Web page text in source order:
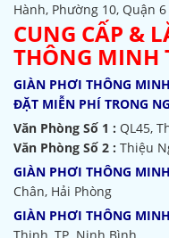
Hành, Phường 10, Quận 6
CUNG CẤP &
THÔNG MINH
GIÀN PHƠI THÔNG
ĐẶT MIỄN PHÍ TRONG
Văn Phòng Số 1 : QL45,
Văn Phòng Số 2 : Thiệu
GIÀN PHƠI THÔNG
Chân, Hải Phòng
GIÀN PHƠI THÔNG